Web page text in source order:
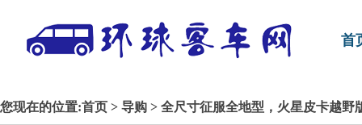
首
您现在的位置:首页 > 导购 > 全尺寸征服全地型，火星皮卡越野